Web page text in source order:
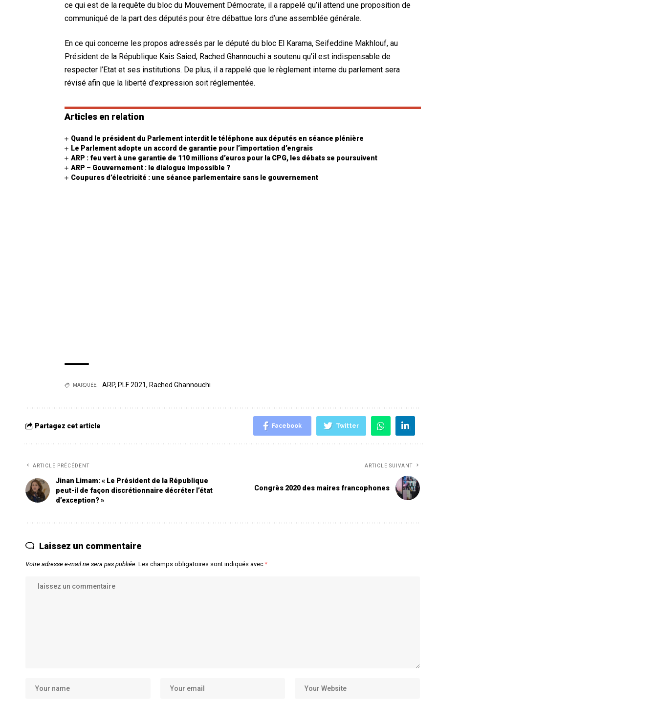
ce qui est de la requête du bloc du Mouvement Démocrate, il a rappelé qu’il attend une proposition de
communiqué de la part des députés pour être débattue lors d’une assemblée générale.
En ce qui concerne les propos adressés par le député du bloc El Karama, Seifeddine Makhlouf, au
Président de la République Kais Saied, Rached Ghannouchi a soutenu qu’il est indispensable de
respecter l’Etat et ses institutions. De plus, il a rappelé que le règlement interne du parlement sera
révisé afin que la liberté d’expression soit réglementée.
Articles en relation
Quand le président du Parlement interdit le téléphone aux députés en séance plénière
Le Parlement adopte un accord de garantie pour l’importation d’engrais
ARP : feu vert à une garantie de 110 millions d’euros pour la CPG, les débats se poursuivent
ARP – Gouvernement : le dialogue impossible ?
Coupures d’électricité : une séance parlementaire sans le gouvernement
MARQUÉE: ARP, PLF 2021, Rached Ghannouchi
Partagez cet article Facebook Twitter
ARTICLE PRÉCÉDENT
Jinan Limam: « Le Président de la République
peut-il de façon discrétionnaire décréter l’état
d’exception? »
ARTICLE SUIVANT
Congrès 2020 des maires francophones
Laissez un commentaire
Votre adresse e-mail ne sera pas publiée. Les champs obligatoires sont indiqués avec*